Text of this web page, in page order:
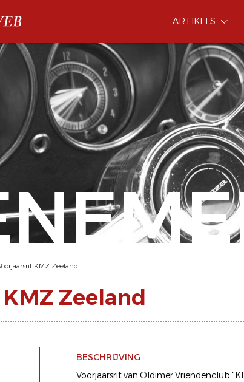
ARTIKELS
KMZ Zeeland
Zeeland
BESCHRIJVING
Voorjaarsrit van Oldimer Vriendenclub